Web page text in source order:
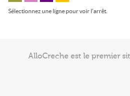
Sélectionnez une ligne pour voir l'arrêt.
AlloCreche est le premier